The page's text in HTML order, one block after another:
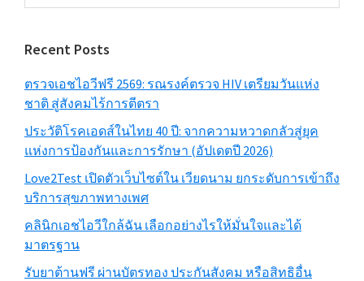
website
Recent Posts
ตรวจเอชไอวีฟรี 2569: รณรงค์ตรวจ HIV เตรียมวันแห่ง
ชาติ สู่สังคมไร้การตีตรา
ประวัติโรคเอดส์ในไทย 40 ปี: จากความหวาดกลัวสู่ยุค
แห่งการป้องกันและการรักษา (อัปเดตปี 2026)
Love2Test เปิดตัวเว็บไซต์ใน เวียดนาม ยกระดับการเข้าถึง
บริการสุขภาพทางเพศ
คลินิกเอชไอวีใกล้ฉัน เลือกอย่างไรให้มั่นใจและได้
มาตรฐาน
รับยาต้านฟรี ผ่านบัตรทอง ประกันสังคม หรือสิทธิอื่น